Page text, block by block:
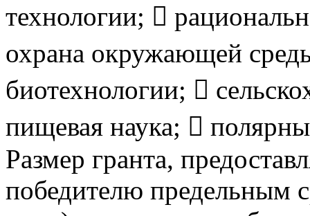
технологии; 
охрана окружающей
биотехнологии; 
пищевая наука; 
Размер гранта,
победителю предельным